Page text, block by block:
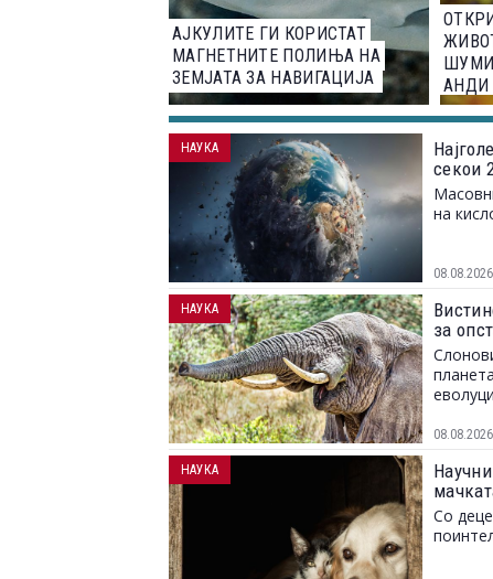
АЈКУЛИТЕ ГИ КОРИСТАТ
МАГНЕТНИТЕ ПОЛИЊА НА
ЗЕМЈАТА ЗА НАВИГАЦИЈА
АНДИ
секои
на
08.08.2026
НАУКА
за
08.08.2026
НАУКА
Со
НАУКА